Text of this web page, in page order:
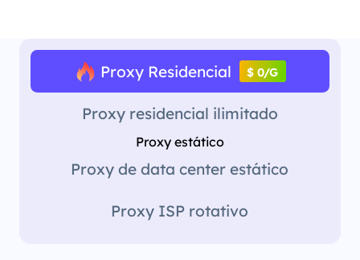
Proxy Residencial $ 0/G
Proxy residencial ilimitado
Proxy estático
Proxy de data center estático
Proxy ISP rotativo